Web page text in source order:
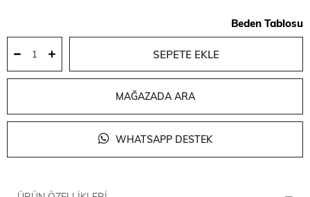
Beden Tablosu
MAĞAZADA ARA
WHATSAPP DESTEK